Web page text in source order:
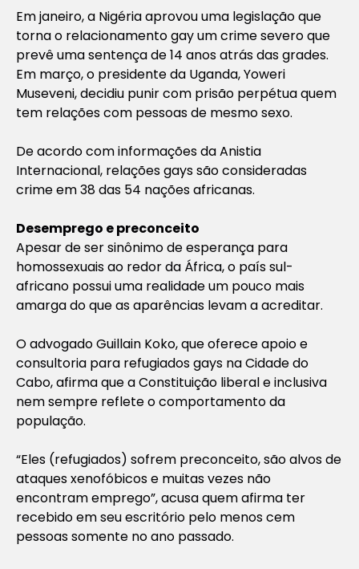
Em janeiro, a Nigéria aprovou uma legislação que
torna o relacionamento gay um crime severo que
prevê uma sentença de 14 anos atrás das grades.
Em março, o presidente da Uganda, Yoweri
Museveni, decidiu punir com prisão perpétua quem
tem relações com pessoas de mesmo sexo.
De acordo com informações da Anistia
Internacional, relações gays são consideradas
crime em 38 das 54 nações africanas.
Desemprego e preconceito
Apesar de ser sinônimo de esperança para
homossexuais ao redor da África, o país sul-
africano possui uma realidade um pouco mais
amarga do que as aparências levam a acreditar.
O advogado Guillain Koko, que oferece apoio e
consultoria para refugiados gays na Cidade do
Cabo, afirma que a Constituição liberal e inclusiva
nem sempre reflete o comportamento da
população.
“Eles (refugiados) sofrem preconceito, são alvos de
ataques xenofóbicos e muitas vezes não
encontram emprego”, acusa quem afirma ter
recebido em seu escritório pelo menos cem
pessoas somente no ano passado.